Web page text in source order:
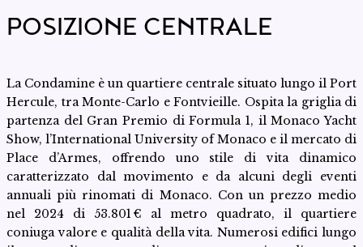
POSIZIONE CENTRALE
La Condamine è un quartiere centrale situato lungo il Port
Hercule, tra Monte-Carlo e Fontvieille. Ospita la griglia di
partenza del Gran Premio di Formula 1, il Monaco Yacht
Show, l’International University of Monaco e il mercato di
Place d’Armes, offrendo uno stile di vita dinamico
caratterizzato dal movimento e da alcuni degli eventi
annuali più rinomati di Monaco. Con un prezzo medio
nel 2024 di 53.801 € al metro quadrato, il quartiere
coniuga valore e qualità della vita. Numerosi edifici lungo